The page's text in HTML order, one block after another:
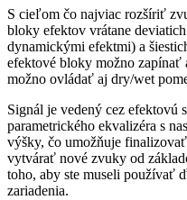
S cieľom čo najviac rozšíriť
bloky efektov vrátane
dynamickými efektmi) a
efektové bloky možno zapínať
možno ovládať aj dry/wet
Signál je vedený cez efektovú
parametrického ekvalizéra s
výšky, čo umožňuje
vytvárať nové zvuky od
toho, aby ste museli používať
zariadenia.